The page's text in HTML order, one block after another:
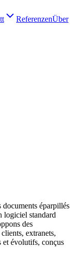
ReferenzenÜber
documents éparpillés
logiciel standard
des
extranets,
et évolutifs, conçus